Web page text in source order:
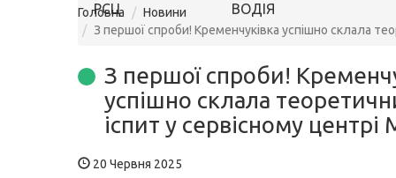
РСЦ ВОДІЯ
Головна
Новини
З першої спроби! Кременчуківка успішно склала
З першої спроби!
успішно склала
іспит у сервісному
20 Червня 2025